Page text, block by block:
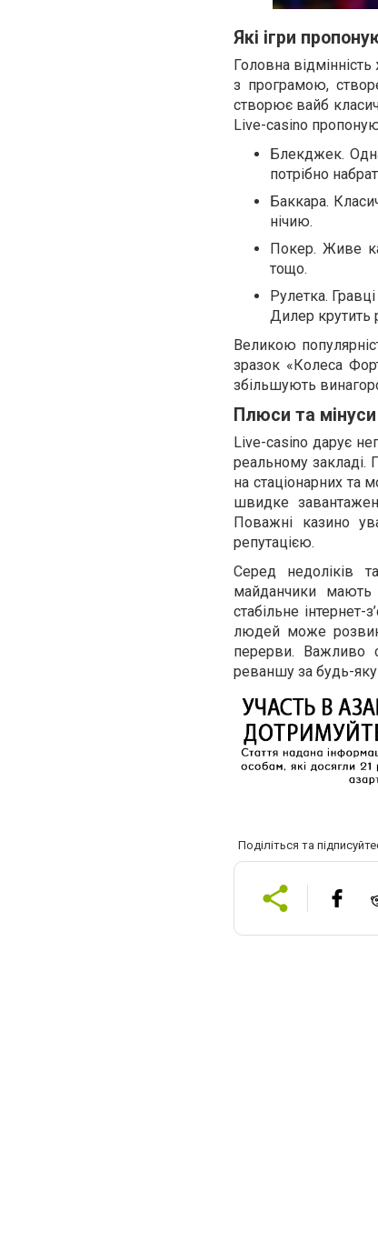
Які ігри
Головна
з програмою,
створює вайб
Live-casino
Блекджек.
потрібно
Баккара.
нічию.
Покер. Живе
тощо.
Рулетка.
Дилер крутить
Великою
зразок «Колеса
збільшують
Плюси та
Live-casino дарує
реальному закладі.
на стаціонарних та
швидке
Поважні казино
репутацією.
Серед недоліків
майданчики
стабільне
людей може
перерви. Важливо
реваншу за будь-яку
Поділіться та